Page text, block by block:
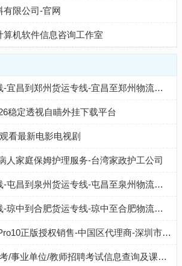
有限公司-官网
机软件信息咨询工作室
宜昌到郑州物流专线-宜昌到郑州货运专线-宜昌至郑州物流公司-就发物流网
稳定透视自瞄外挂下载平台
看最新电影电视剧
人家庭保姆护理服务-台湾家政护工公司
屯昌到泉州物流专线-屯昌到泉州货运专线-屯昌至泉州物流公司-就发物流网
琼中到合肥物流专线-琼中到合肥货运专线-琼中至合肥物流公司-就发物流网
Igor Pro9软件-Igor Pro10正版授权销售-中国区代理商-深圳市理泰仪器有限公司官网
宜昌公务员考试_国考/事业单位/教师招聘考试信息查询及课程培训